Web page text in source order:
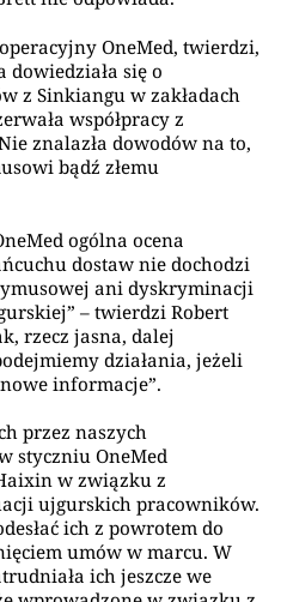
OneMed, twierdzi,
dowiedziała się o
z Sinkiangu w zakładach
współpracy z
znalazła dowodów na to,
bądź złemu
ogólna ocena
dostaw nie dochodzi
ani dyskryminacji
– twierdzi Robert
rzecz jasna, dalej
działania, jeżeli
informacje”.
przez naszych
styczniu OneMed
w związku z
ujgurskich pracowników.
ich z powrotem do
umów w marcu. W
ich jeszcze we